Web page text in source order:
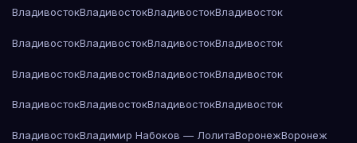
ВладивостокВладивостокВладивостокВладивосток
ВладивостокВладивостокВладивостокВладивосток
ВладивостокВладивостокВладивостокВладивосток
ВладивостокВладивостокВладивостокВладивосток
ВладивостокВладимир Набоков — ЛолитаВоронежВоронеж